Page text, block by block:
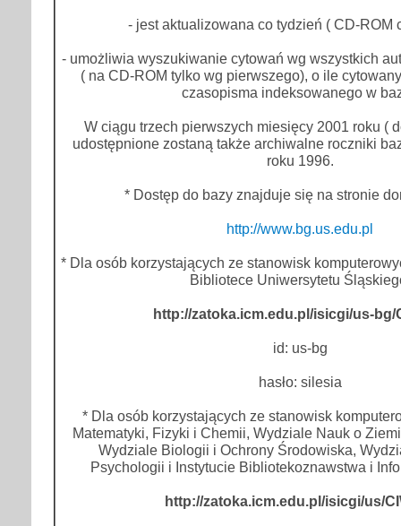
- jest aktualizowana co tydzień ( CD-ROM
- umożliwia wyszukiwanie cytowań wg wszystkich
( na CD-ROM tylko wg pierwszego), o ile
czasopisma indeksowanego w
W ciągu trzech pierwszych miesięcy 2001 roku (
udostępnione zostaną także archiwalne roczniki
roku 1996.
* Dostęp do bazy znajduje się na stronie
http://www.bg.us.edu.pl
* Dla osób korzystających ze stanowisk
Bibliotece Uniwersytetu
http://zatoka.icm.edu.pl/isicgi/us-bg/
id: us-bg
hasło: silesia
* Dla osób korzystających ze stanowisk
Matematyki, Fizyki i Chemii, Wydziale Nauk o
Wydziale Biologii i Ochrony Środowiska,
Psychologii i Instytucie Bibliotekoznawstwa i
http://zatoka.icm.edu.pl/isicgi/us/